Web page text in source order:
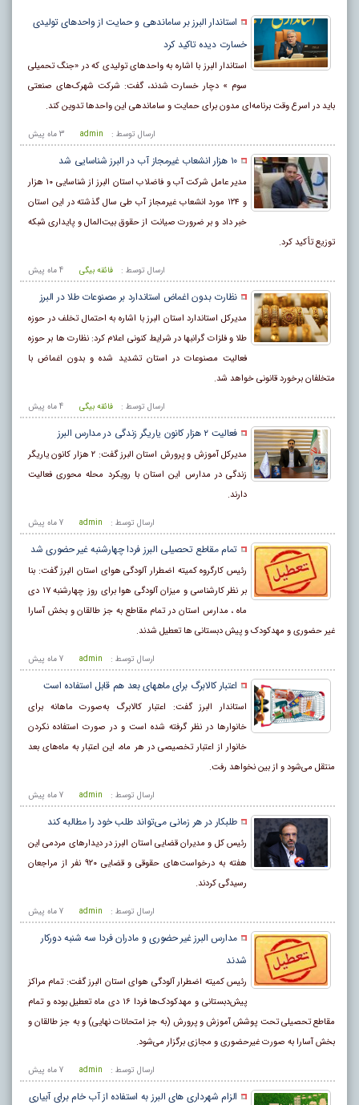
استاندار البرز بر ساماندهی و حمایت از واحدهای تولیدی
خسارت دیده تاکید کرد
استاندار البرز با اشاره به واحدهای تولیدی که در «جنگ تحمیلی
سوم » دچار خسارت شدند، گفت: شرکت شهرک‌های صنعتی
باید در اسرع وقت برنامه‌ای مدون برای حمایت و ساماندهی این واحدها تدوین کند.
3 ماه پيش ارسال توسط : admin
۱۰ هزار انشعاب غیرمجاز آب در البرز شناسایی شد
مدیر عامل شرکت آب و فاضلاب استان البرز از شناسایی ۱۰ هزار
و ۱۲۴ مورد انشعاب غیرمجاز آب طی سال گذشته در این استان
خبر داد و بر ضرورت صیانت از حقوق بیت‌المال و پایداری شبکه
توزیع تأکید کرد.
4 ماه پيش ارسال توسط : فائقه بیگی
نظارت بدون اغماض استاندارد بر مصنوعات طلا در البرز
مدیرکل استاندارد استان البرز با اشاره به احتمال تخلف در حوزه
طلا و فلزات گرانبها در شرایط کنونی اعلام کرد: نظارت ها بر حوزه
فعالیت مصنوعات در استان تشدید شده و بدون اغماض با
متخلفان برخورد قانونی خواهد شد.
4 ماه پيش ارسال توسط : فائقه بیگی
فعالیت ۲ هزار کانون یاریگر زندگی در مدارس البرز
مدیرکل آموزش و پرورش استان البرز گفت: ۲ هزار کانون یاریگر
زندگی در مدارس این استان با رویکرد محله محوری فعالیت
دارند.
7 ماه پيش ارسال توسط : admin
تمام مقاطع تحصیلی البرز فردا چهارشنبه غیر حضوری شد
رئیس کارگروه کمیته اضطرار آلودگی هوای استان البرز گفت: بنا
بر نظر کارشناسی و میزان آلودگی هوا برای روز چهارشنبه ۱۷ دی
ماه ، مدارس استان در تمام مقاطع به جز طالقان و بخش آسارا
غیر حضوری و مهدکودک و پیش دبستانی ها تعطیل شدند.
7 ماه پيش ارسال توسط : admin
اعتبار کالابرگ برای ماههای بعد هم قابل استفاده است
استاندار البرز گفت: اعتبار کالابرگ به‌صورت ماهانه برای
خانوار‌ها در نظر گرفته شده است و در صورت استفاده نکردن
خانوار از اعتبار تخصیصی در هر ماه، این اعتبار به ماه‌های بعد
منتقل می‌شود و از بین نخواهد رفت.
7 ماه پيش ارسال توسط : admin
طلبکار در هر زمانی می‌تواند طلب خود را مطالبه کند
رئیس کل و مدیران قضایی استان البرز در دیدارهای مردمی این
هفته به درخواست‌‌های حقوقی و قضایی ۹۲۰ نفر از مراجعان
رسیدگی کردند.
7 ماه پيش ارسال توسط : admin
مدارس البرز غیر حضوری و مادران فردا سه شنبه دورکار
شدند
رئیس کمیته اضطرار آلودگی هوای استان البرز گفت: تمام مراکز
پیش‌دبستانی و مهدکودک‌ها فردا ۱۶ دی ماه تعطیل بوده و تمام
مقاطع تحصیلی تحت پوشش آموزش و پرورش (به جز امتحانات نهایی) و به‌ جز طالقان و
بخش آسارا به صورت غیرحضوری و مجازی برگزار می‌شود.
7 ماه پيش ارسال توسط : admin
الزام شهرداری های البرز به استفاده از آب خام برای آبیاری